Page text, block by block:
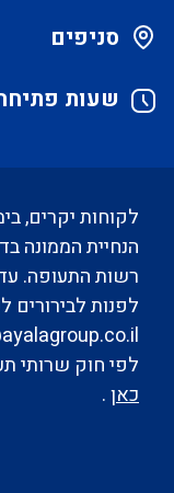
סניפים
שעות
לקוחות יקרים,
הנחיית הממונה
רשות התעופה.
לפנות לבירורים
לפי חוק שרותי
כאן.